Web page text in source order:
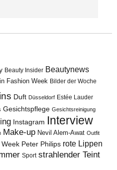
Beauty Insider Beautynews
Fashion Week Bilder der Woche
Duft Düsseldorf Estée Lauder
Gesichtspflege Gesichtsreinigung
Instagram Interview
Make-up Nevil Alem-Awat Outfit
Week Peter Philips rote Lippen
Sport strahlender Teint